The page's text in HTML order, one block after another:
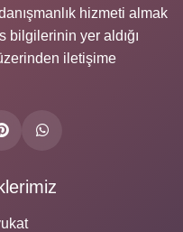
hizmeti almak
bilgilerinin yer aldığı
iletişime